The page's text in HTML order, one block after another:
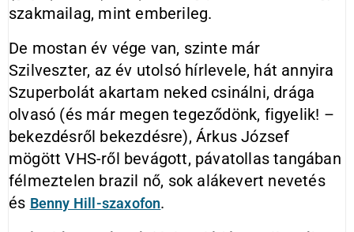
szakmailag, mint emberileg.
De mostan év vége van, szinte már
Szilveszter, az év utolsó hírlevele, hát annyira
Szuperbolát akartam neked csinálni, drága
olvasó (és már megen tegeződönk, figyelik! –
bekezdésről bekezdésre), Árkus József
mögött VHS-ről bevágott, pávatollas tangában
félmeztelen brazil nő, sok alákevert nevetés
és Benny Hill-szaxofon.